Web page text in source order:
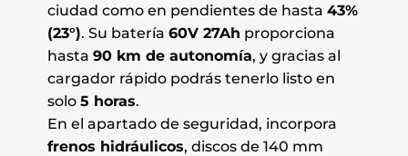
ciudad como en pendientes de hasta 43%
(23°). Su batería 60V 27Ah proporciona
hasta 90 km de autonomía, y gracias al
cargador rápido podrás tenerlo listo en
solo 5 horas.
En el apartado de seguridad, incorpora
frenos hidráulicos, discos de 140 mm